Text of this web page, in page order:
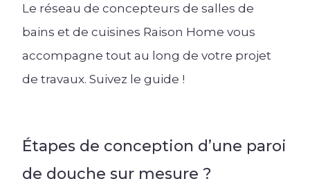
sa cuisine ? Le comparatif de tous les
Le réseau de concepteurs de salles de
bains et de cuisines Raison Home vous
accompagne tout au long de votre projet
de travaux. Suivez le guide !
Étapes de conception d’une paroi
de douche sur mesure ?